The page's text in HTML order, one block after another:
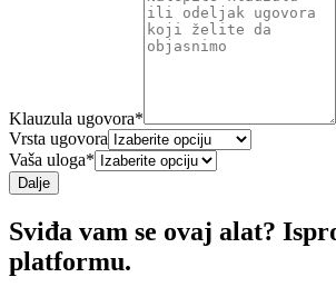
Klauzula ugovora*
Vrsta ugovora
Vaša uloga*
Dalje
Sviđa vam se ovaj alat?
platformu.